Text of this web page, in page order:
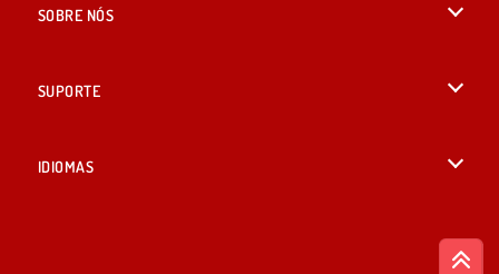
SOBRE NÓS
SUPORTE
IDIOMAS